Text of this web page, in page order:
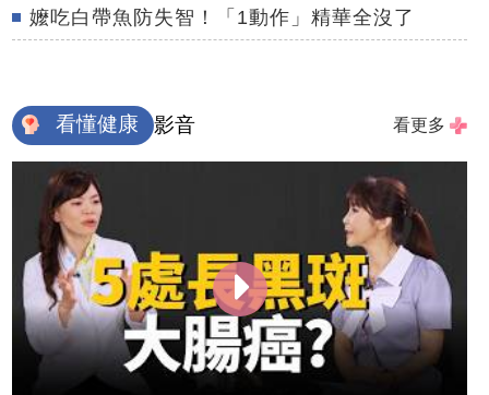
嬤吃白帶魚防失智！「1動作」精華全沒了
看懂健康 影音 看更多